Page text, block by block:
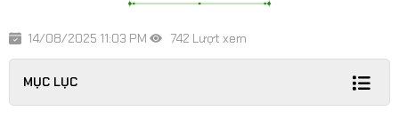
14/08/2025 11:03 PM 742 Lượt xem
MỤC LỤC